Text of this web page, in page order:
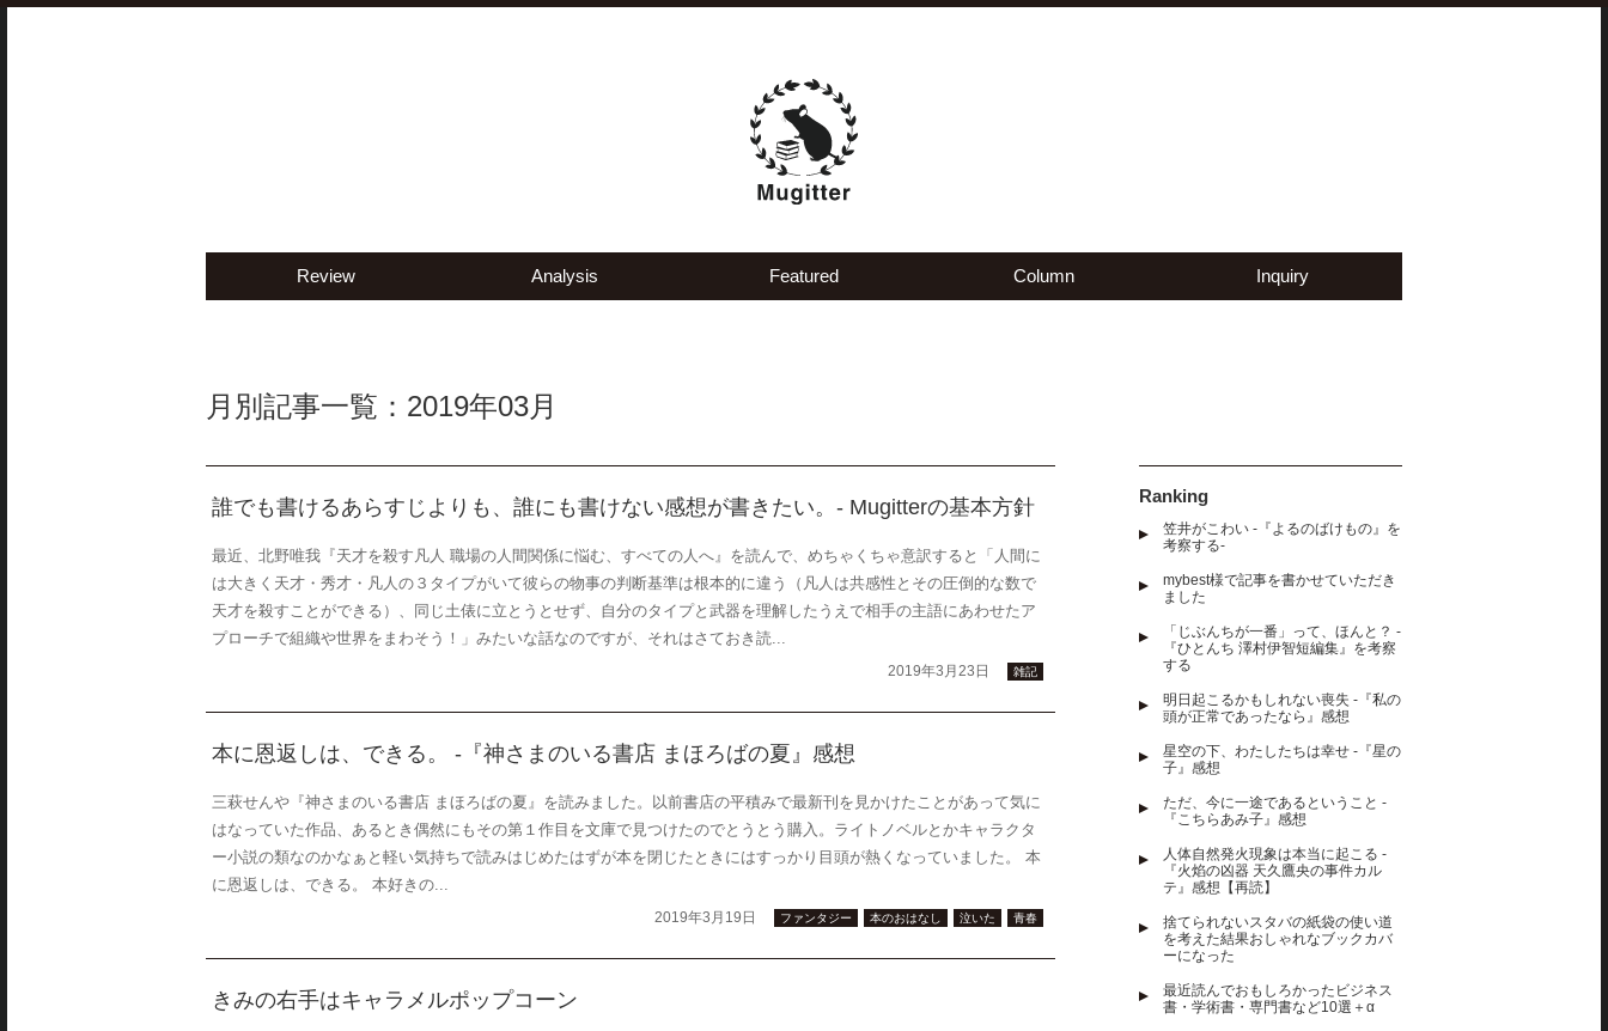
Review Analysis Featured Column Inquiry
月別記事一覧：2019年03月
誰でも書けるあらすじよりも、誰にも書けない感想が書きたい。- Mugitterの基本方針
最近、北野唯我『天才を殺す凡人 職場の人間関係に悩む、すべての人へ』を読んで、めちゃくちゃ意訳すると「人間に
は大きく天才・秀才・凡人の３タイプがいて彼らの物事の判断基準は根本的に違う（凡人は共感性とその圧倒的な数で
天才を殺すことができる）、同じ土俵に立とうとせず、自分のタイプと武器を理解したうえで相手の主語にあわせたア
プローチで組織や世界をまわそう！」みたいな話なのですが、それはさておき読...
2019年3月23日 雑記
本に恩返しは、できる。 -『神さまのいる書店 まほろばの夏』感想
三萩せんや『神さまのいる書店 まほろばの夏』を読みました。以前書店の平積みで最新刊を見かけたことがあって気に
はなっていた作品、あるとき偶然にもその第１作目を文庫で見つけたのでとうとう購入。ライトノベルとかキャラクタ
ー小説の類なのかなぁと軽い気持ちで読みはじめたはずが本を閉じたときにはすっかり目頭が熱くなっていました。 本
に恩返しは、できる。 本好きの...
2019年3月19日 ファンタジー 本のおはなし 泣いた 青春
きみの右手はキャラメルポップコーン
Ranking
笠井がこわい -『よるのばけもの』を
考察する-
mybest様で記事を書かせていただき
ました
「じぶんちが一番」って、ほんと？ -
『ひとんち 澤村伊智短編集』を考察
する
明日起こるかもしれない喪失 -『私の
頭が正常であったなら』感想
星空の下、わたしたちは幸せ -『星の
子』感想
ただ、今に一途であるということ -
『こちらあみ子』感想
人体自然発火現象は本当に起こる -
『火焰の凶器 天久鷹央の事件カル
テ』感想【再読】
捨てられないスタバの紙袋の使い道
を考えた結果おしゃれなブックカバ
ーになった
最近読んでおもしろかったビジネス
書・学術書・専門書など10選＋α